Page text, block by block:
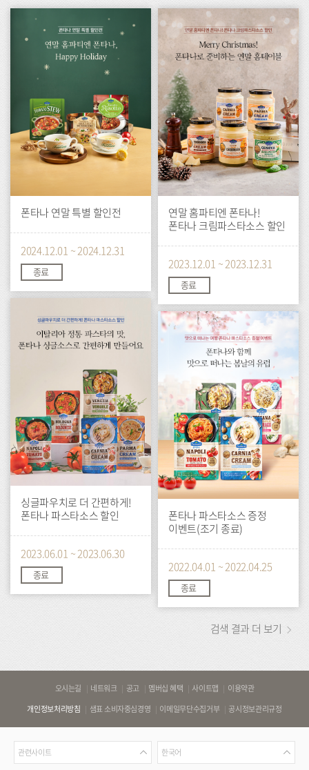
폰타나 연말 특별 할인전
2024.12.01 ~ 2024.12.31
종료
이
연말 홈파티엔 폰타나!
폰타나 크림파스타소스 할인
2023.12.01 ~ 2023.12.31
종료
싱글파우치로 더 간편하게!
폰타나 파스타소스 할인
2023.06.01 ~ 2023.06.30
종료
폰타나 파스타소스 증정
이벤트(조기 종료)
2022.04.01 ~ 2022.04.25
종료
검색 결과 더 보기
오시는길 네트워크 공고 멤버십 혜택 사이트맵
이용약관
개인정보처리방침
샘표 소비자중심경영 이메일무단수집거부 공시정보관리규정
관
련
관련사이트
언
어
한국어